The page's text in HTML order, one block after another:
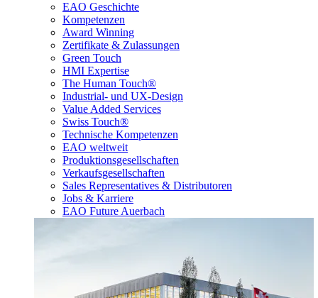
EAO Geschichte
Kompetenzen
Award Winning
Zertifikate & Zulassungen
Green Touch
HMI Expertise
The Human Touch®
Industrial- und UX-Design
Value Added Services
Swiss Touch®
Technische Kompetenzen
EAO weltweit
Produktionsgesellschaften
Verkaufsgesellschaften
Sales Representatives & Distributoren
Jobs & Karriere
EAO Future Auerbach